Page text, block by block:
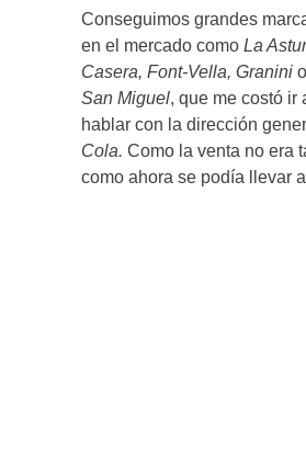
Conseguimos grandes
en el mercado como La
Casera, Font-Vella, Granini
San Miguel, que me costó ir
hablar con la dirección
Cola. Como la venta no era
como ahora se podía llevar